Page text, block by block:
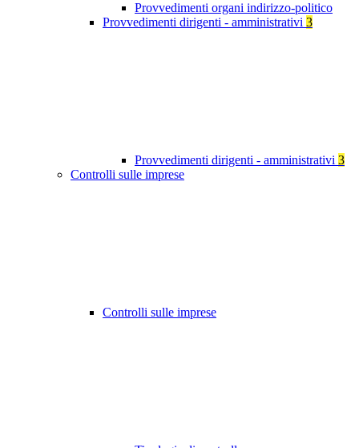
Provvedimenti organi indirizzo-politico
Provvedimenti dirigenti - amministrativi 3
Provvedimenti dirigenti - amministrativi 3
Controlli sulle imprese
Controlli sulle imprese